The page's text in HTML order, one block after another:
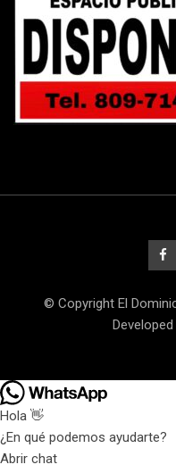
© Copyright El
Hola 👋
¿En qué podemos ayudarte?
Abrir chat